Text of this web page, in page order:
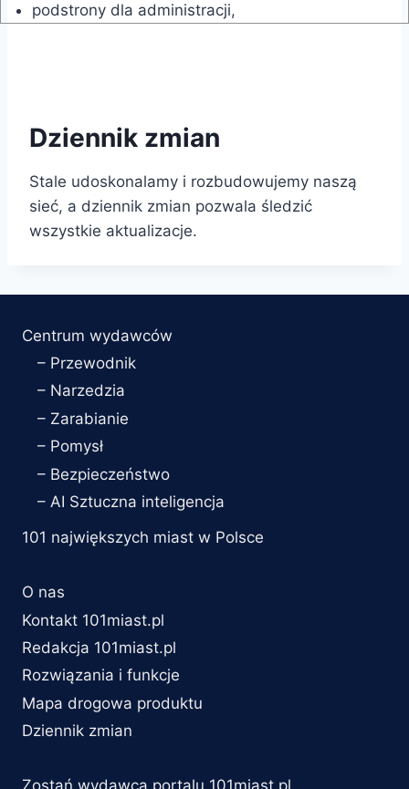
podstrony dla administracji,
Dziennik zmian
Stale udoskonalamy i rozbudowujemy naszą
sieć, a dziennik zmian pozwala śledzić
wszystkie aktualizacje.
Centrum wydawców
– Przewodnik
– Narzedzia
– Zarabianie
– Pomysł
– Bezpieczeństwo
– AI Sztuczna inteligencja
101 największych miast w Polsce
O nas
Kontakt 101miast.pl
Redakcja 101miast.pl
Rozwiązania i funkcje
Mapa drogowa produktu
Dziennik zmian